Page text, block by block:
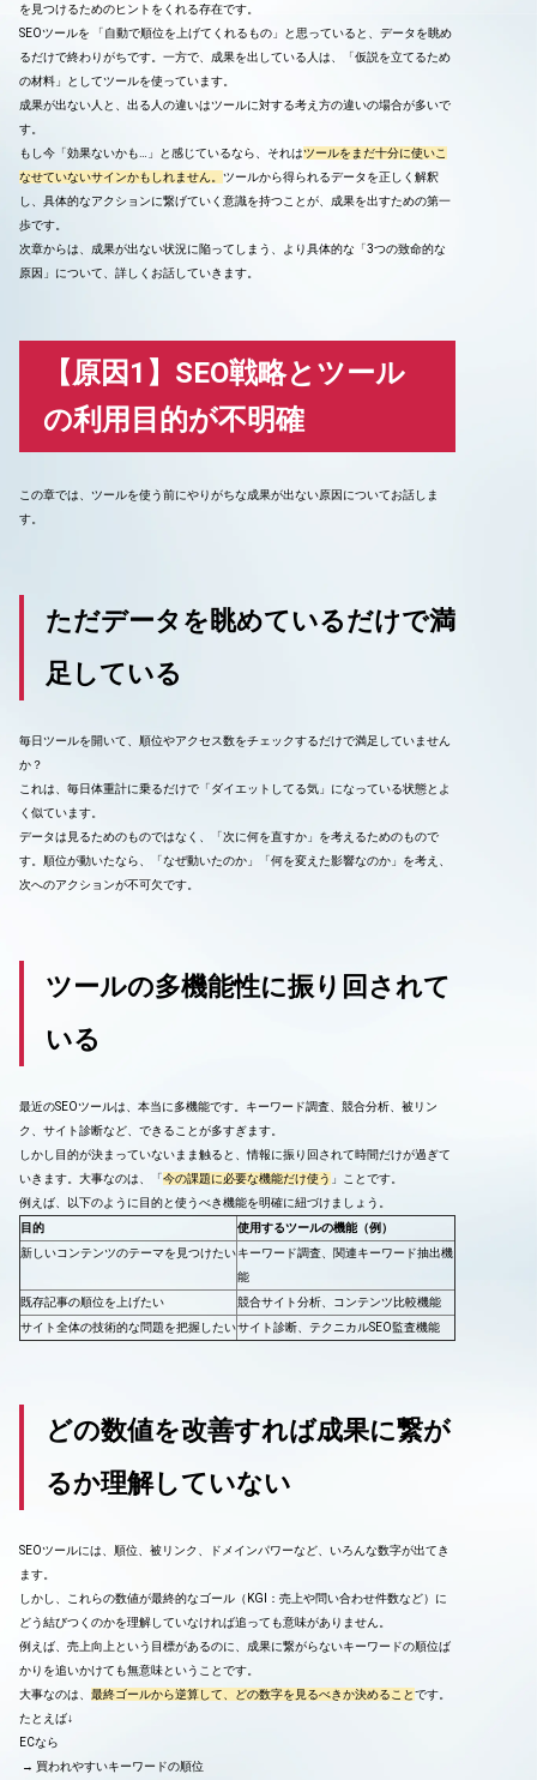
を見つけるためのヒントをくれる存在です。
SEOツールを 「自動で順位を上げてくれるもの」と思っていると、データを眺め
るだけで終わりがちです。一方で、成果を出している人は、「仮説を立てるため
の材料」としてツールを使っています。
成果が出ない人と、出る人の違いはツールに対する考え方の違いの場合が多いで
す。
もし今「効果ないかも…」と感じているなら、それはツールをまだ十分に使いこ
なせていないサインかもしれません。 ツールから得られるデータを正しく解釈
し、具体的なアクションに繋げていく意識を持つことが、成果を出すための第一
歩です。
次章からは、成果が出ない状況に陥ってしまう、より具体的な「3つの致命的な
原因」について、詳しくお話していきます。
【原因1】SEO戦略とツール
の利用目的が不明確
この章では、ツールを使う前にやりがちな成果が出ない原因についてお話しま
す。
ただデータを眺めているだけで満
足している
毎日ツールを開いて、順位やアクセス数をチェックするだけで満足していません
か？
これは、毎日体重計に乗るだけで「ダイエットしてる気」になっている状態とよ
く似ています。
データは見るためのものではなく、「次に何を直すか」を考えるためのもので
す。順位が動いたなら、「なぜ動いたのか」「何を変えた影響なのか」を考え、
次へのアクションが不可欠です。
ツールの多機能性に振り回されて
いる
最近のSEOツールは、本当に多機能です。キーワード調査、競合分析、被リン
ク、サイト診断など、できることが多すぎます。
しかし目的が決まっていないまま触ると、情報に振り回されて時間だけが過ぎて
いきます。大事なのは、「今の課題に必要な機能だけ使う 」ことです。
例えば、以下のように目的と使うべき機能を明確に紐づけましょう。
目的
使用するツールの機能（例）
新しいコンテンツのテーマを見つけたいキーワード調査、関連キーワード抽出機
能
既存記事の順位を上げたい
競合サイト分析、コンテンツ比較機能
サイト全体の技術的な問題を把握したいサイト診断、テクニカルSEO監査機能
どの数値を改善すれば成果に繋が
るか理解していない
SEOツールには、順位、被リンク、ドメインパワーなど、いろんな数字が出てき
ます。
しかし、これらの数値が最終的なゴール（KGI：売上や問い合わせ件数など）に
どう結びつくのかを理解していなければ追っても意味がありません。
例えば、売上向上という目標があるのに、成果に繋がらないキーワードの順位ば
かりを追いかけても無意味ということです。
大事なのは、 最終ゴールから逆算して、どの数字を見るべきか決めることです。
たとえば↓
ECなら
→ 買われやすいキーワードの順位